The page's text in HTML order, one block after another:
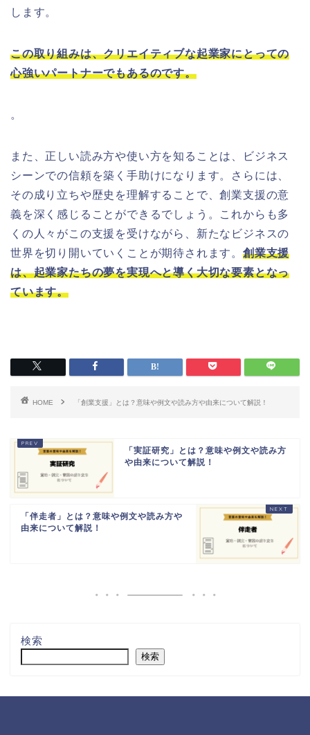
します。
この取り組みは、クリエイティブな起業家にとっての
心強いパートナーでもあるのです。
。
また、正しい読み方や使い方を知ることは、ビジネス
シーンでの信頼を築く手助けになります。さらには、
その成り立ちや歴史を理解することで、創業支援の意
義を深く感じることができるでしょう。これからも多
くの人々がこの支援を受けながら、新たなビジネスの
世界を切り開いていくことが期待されます。 創業支援
は、起業家たちの夢を実現へと導く大切な要素となっ
ています。
HOME 「創業支援」とは？意味や例文や読み方や由来について解説！
「実証研究」とは？意味や例文や読み方
や由来について解説！
「伴走者」とは？意味や例文や読み方や
由来について解説！
検索
検索